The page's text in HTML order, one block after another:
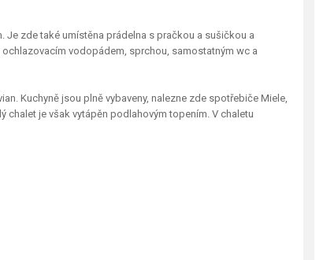
zde také umístěna prádelna s pračkou a sušičkou a
vodopádem, sprchou, samostatným wc a
Kuchyně jsou plně vybaveny, nalezne zde spotřebiče Miele,
je však vytápěn podlahovým topením. V chaletu